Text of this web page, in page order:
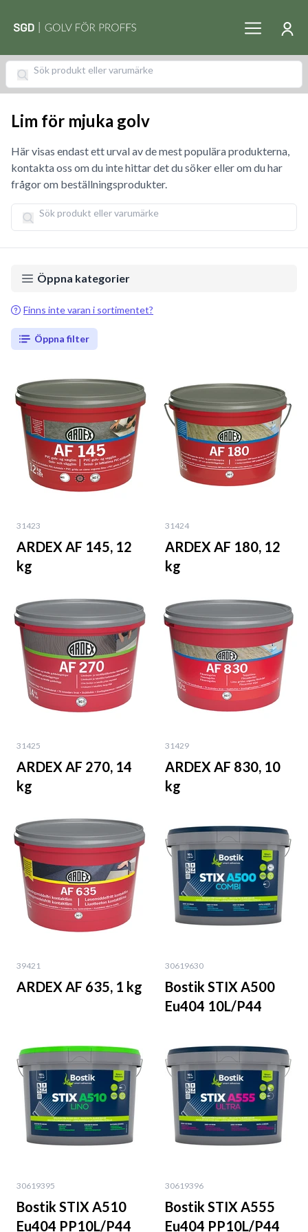
Lim för mjuka golv
Här visas endast ett urval av de mest populära produkterna,
kontakta oss om du inte hittar det du söker eller om du har
frågor om beställningsprodukter.
Öppna kategorier
Finns inte varan i sortimentet?
Öppna filter
31423
ARDEX AF 145, 12
kg
31424
ARDEX AF 180, 12
kg
31425
ARDEX AF 270, 14
kg
31429
ARDEX AF 830, 10
kg
39421
ARDEX AF 635, 1 kg
30619630
Bostik STIX A500
Eu404 10L/P44
30619395
Bostik STIX A510
Eu404 PP10L/P44
30619396
Bostik STIX A555
Eu404 PP10L/P44